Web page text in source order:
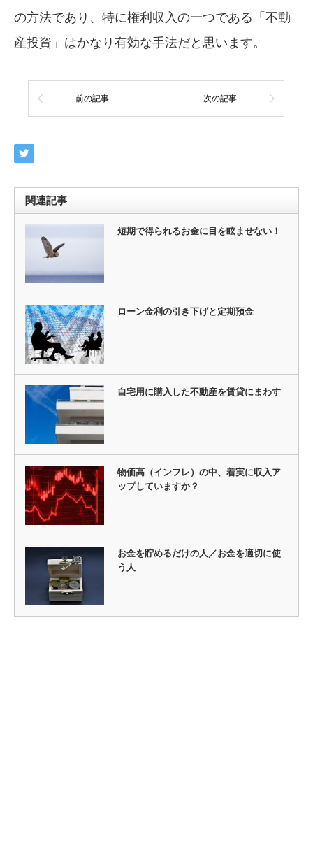
の方法であり、特に権利収入の一つである「不動
産投資」はかなり有効な手法だと思います。
前の記事 次の記事
関連記事
短期で得られるお金に目を眩ませない！
ローン金利の引き下げと定期預金
自宅用に購入した不動産を賃貸にまわす
物価高（インフレ）の中、着実に収入ア
ップしていますか？
お金を貯めるだけの人／お金を適切に使
う人